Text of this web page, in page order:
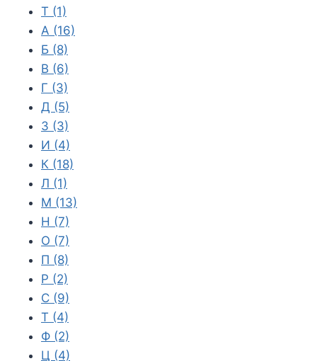
T (1)
А (16)
Б (8)
В (6)
Г (3)
Д (5)
З (3)
И (4)
К (18)
Л (1)
М (13)
Н (7)
О (7)
П (8)
Р (2)
С (9)
Т (4)
Ф (2)
Ц (4)